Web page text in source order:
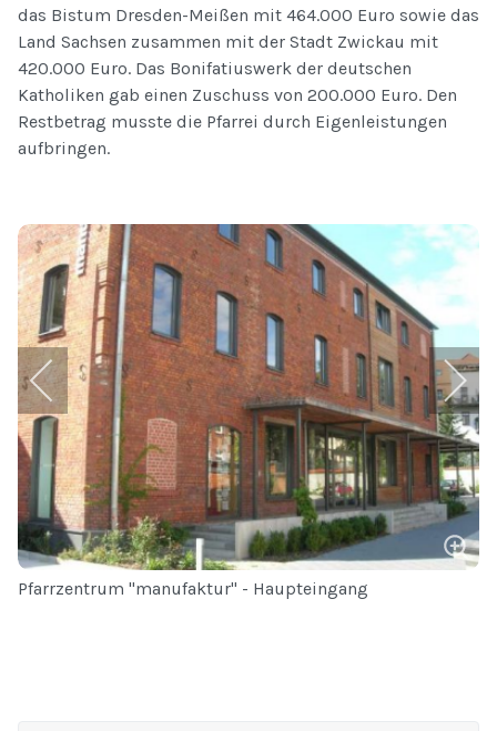
das Bistum Dresden-Meißen mit 464.000 Euro sowie das
Land Sachsen zusammen mit der Stadt Zwickau mit
420.000 Euro. Das Bonifatiuswerk der deutschen
Katholiken gab einen Zuschuss von 200.000 Euro. Den
Restbetrag musste die Pfarrei durch Eigenleistungen
aufbringen.
Pfarrzentrum "manufaktur" - Haupteingang